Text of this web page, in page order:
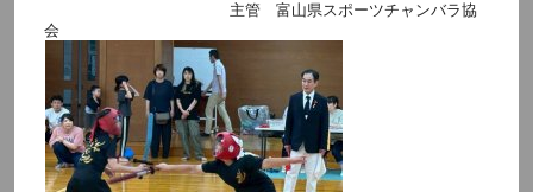
主管 富山県スポーツチャンバラ協
会